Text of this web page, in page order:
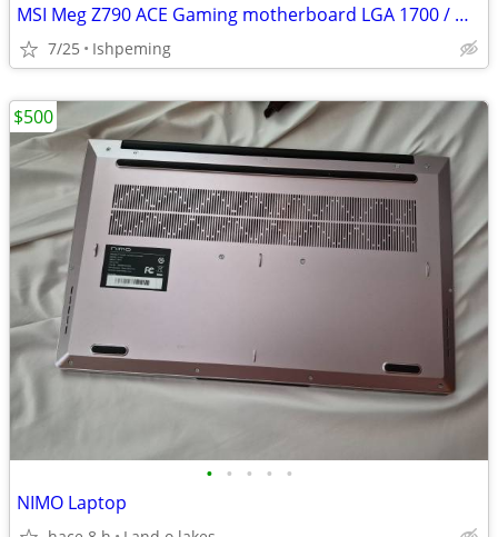
MSI Meg Z790 ACE Gaming motherboard LGA 1700 / DDR5 / E-ATX
7/25 Ishpeming
• • • • •
NIMO Laptop
$500